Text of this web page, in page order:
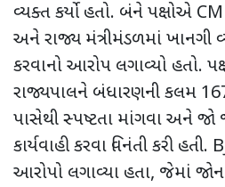
વ્યક્ત કર્યો હતો. બંને પક્ષોએ CM
અને રાજ્ય મંત્રીમંડળમાં
કરવાનો આરોપ લગાવ્યો હતો.
રાજ્યપાલને બંધારણની કલમ
પાસેથી સ્પષ્ટતા માંગવા અને જો
કાર્યવાહી કરવા વિનંતી કરી હતી.
આરોપો લગાવ્યા હતા, જેમાં